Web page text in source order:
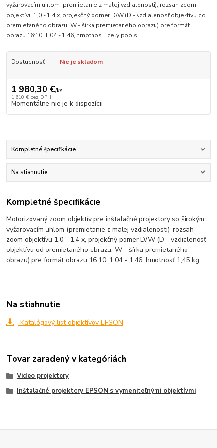
vyžarovacím uhlom (premietanie z malej vzdialenosti), rozsah zoom
objektívu 1,0 - 1,4 x, projekčný pomer D/W (D - vzdialenosť objektívu od
premietaného obrazu, W - šírka premietaného obrazu) pre formát
obrazu 16:10: 1,04 - 1,46, hmotnos... celý popis
Dostupnosť Nie je skladom
1 980,30 €/ks
1 610 € bez DPH
Momentálne nie je k dispozícii
Kompletné špecifikácie
Na stiahnutie
Kompletné špecifikácie
Motorizovaný zoom objektív pre inštalačné projektory so širokým
vyžarovacím uhlom (premietanie z malej vzdialenosti), rozsah
zoom objektívu 1,0 - 1,4 x, projekčný pomer D/W (D - vzdialenosť
objektívu od premietaného obrazu, W - šírka premietaného
obrazu) pre formát obrazu 16:10: 1,04 - 1,46, hmotnosť 1,45 kg
Na stiahnutie
Katalógový list objektívov EPSON
Tovar zaradený v kategóriách
Video projektory
Inštalačné projektory EPSON s vymeniteľnými objektívmi